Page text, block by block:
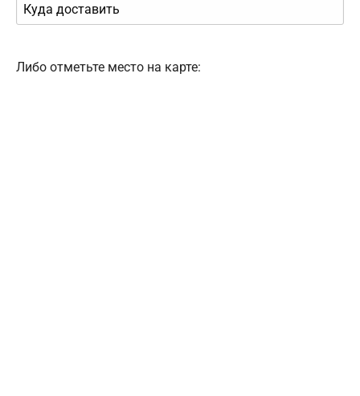
Либо отметьте место на карте: